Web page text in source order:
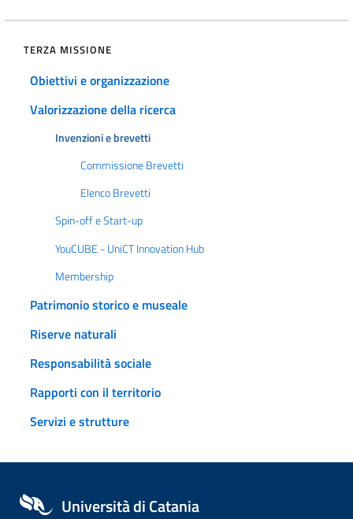
TERZA MISSIONE
Obiettivi e organizzazione
Valorizzazione della ricerca
Invenzioni e brevetti
Commissione Brevetti
Elenco Brevetti
Spin-off e Start-up
YouCUBE - UniCT Innovation Hub
Membership
Patrimonio storico e museale
Riserve naturali
Responsabilità sociale
Rapporti con il territorio
Servizi e strutture
Università di Catania